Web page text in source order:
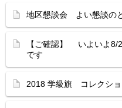
地区懇談会 よい懇談
【ご確認】 いよいよ8/
です
2018 学級旗 コレクショ